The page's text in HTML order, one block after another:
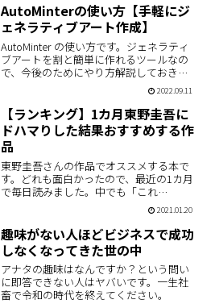
AutoMinterの使い方【手軽にジ
ェネラティブアート作成】
AutoMinter の使い方です。ジェネラティ
ブアートを割と簡単に作れるツールなの
で、今後のためにやり方解説しておきま
2022.09.11
【ランキング】1カ月東野圭吾に
ドハマりした結果おすすめする作
品
東野圭吾さんの作品でオススメする本で
す。どれも面白かったので、最近の1カ月
で毎日読みました。中でも「これ
は・・・」と思ったヤツをリストアップ
2021.01.20
趣味がない人ほどビジネスで成功
しなくなってきた世の中
アナタの趣味はなんですか？という問い
に即答できない人はヤバいです。一生社
畜で令和の時代を終えてください。